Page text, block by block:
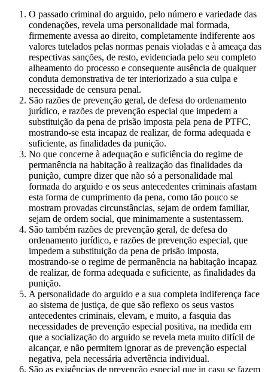
O passado criminal do arguido, pelo número e variedade das
condenações, revela uma personalidade mal formada,
firmemente avessa ao direito, completamente indiferente aos
valores tutelados pelas normas penais violadas e à ameaça das
respectivas sanções, de resto, evidenciada pelo seu completo
alheamento do processo e consequente ausência de qualquer
conduta demonstrativa de ter interiorizado a sua culpa e
necessidade de censura penal.
São razões de prevenção geral, de defesa do ordenamento
jurídico, e razões de prevenção especial que impedem a
substituição da pena de prisão imposta pela pena de PTFC,
mostrando-se esta incapaz de realizar, de forma adequada e
suficiente, as finalidades da punição.
No que concerne à adequação e suficiência do regime de
permanência na habitação à realização das finalidades da
punição, cumpre dizer que não só a personalidade mal
formada do arguido e os seus antecedentes criminais afastam
esta forma de cumprimento da pena, como tão pouco se
mostram provadas circunstâncias, sejam de ordem familiar,
sejam de ordem social, que minimamente a sustentassem.
São também razões de prevenção geral, de defesa do
ordenamento jurídico, e razões de prevenção especial, que
impedem a substituição da pena de prisão imposta,
mostrando-se o regime de permanência na habitação incapaz
de realizar, de forma adequada e suficiente, as finalidades da
punição.
A personalidade do arguido e a sua completa indiferença face
ao sistema de justiça, de que são reflexo os seus vastos
antecedentes criminais, elevam, e muito, a fasquia das
necessidades de prevenção especial positiva, na medida em
que a socialização do arguido se revela meta muito difícil de
alcançar, e não permitem ignorar as de prevenção especial
negativa, pela necessária advertência individual.
São as exigências de prevenção especial que in casu se fazem